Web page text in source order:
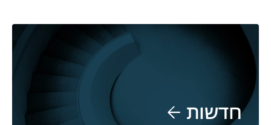
חדשות